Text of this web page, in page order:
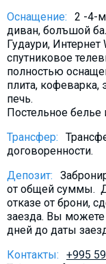
Оснащение:
2 -4-
диван, болъшой
Гудаури,
спутниковое
полностью
плита, кофеварка,
печь.
Постельное
Трансфер:
договоренности.
Депозит:
от общей суммы.
отказе от брони,
заезда. Вы
дней до даты
Контакты:
+995
Казбеги
Другое
Визы и
Что пить?
Деньги
Галерея
Отчеты